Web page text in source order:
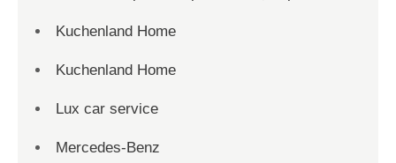
Kuchenland Home
Kuchenland Home
Lux car service
Mercedes-Benz